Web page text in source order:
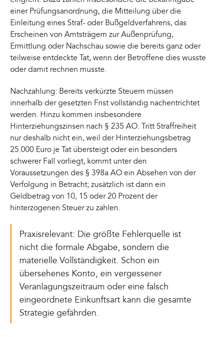
einer Prüfungsanordnung, die Mitteilung über die
Einleitung eines Straf- oder Bußgeldverfahrens, das
Erscheinen von Amtsträgern zur Außenprüfung,
Ermittlung oder Nachschau sowie die bereits ganz oder
teilweise entdeckte Tat, wenn der Betroffene dies wusste
oder damit rechnen musste.
Nachzahlung: Bereits verkürzte Steuern müssen
innerhalb der gesetzten Frist vollständig nachentrichtet
werden. Hinzu kommen insbesondere
Hinterziehungszinsen nach § 235 AO. Tritt Straffreiheit
nur deshalb nicht ein, weil der Hinterziehungsbetrag
25.000 Euro je Tat übersteigt oder ein besonders
schwerer Fall vorliegt, kommt unter den
Voraussetzungen des § 398a AO ein Absehen von der
Verfolgung in Betracht; zusätzlich ist dann ein
Geldbetrag von 10, 15 oder 20 Prozent der
hinterzogenen Steuer zu zahlen.
Praxisrelevant: Die größte Fehlerquelle ist
nicht die formale Abgabe, sondern die
materielle Vollständigkeit. Schon ein
übersehenes Konto, ein vergessener
Veranlagungszeitraum oder eine falsch
eingeordnete Einkunftsart kann die gesamte
Strategie gefährden.